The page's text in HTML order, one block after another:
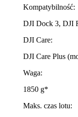
Kompatybilność:
DJI Dock 3, DJI
DJI Care:
DJI Care Plus
Waga:
1850 g*
Maks. czas lotu: